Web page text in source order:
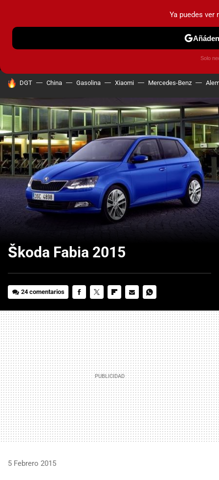
MENÚ NUEVO
F1
HOY SE HABLA DE
DGT China Gasolina Xiaomi Mercedes-Benz
Škoda Fabia 2015
24 comentarios
MAIL
5 Febrero 2015
Ya puedes ver
Solo